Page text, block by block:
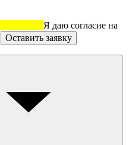
Я даю согласие на
Оставить заявку